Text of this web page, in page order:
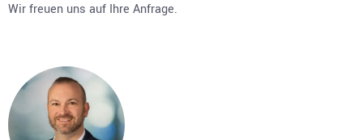
Wir freuen uns auf Ihre Anfrage.